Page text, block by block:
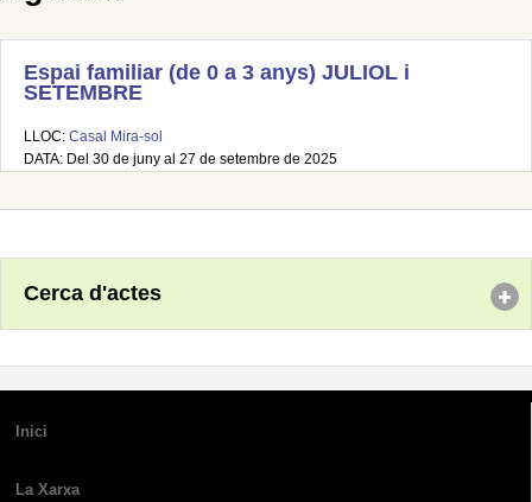
Espai familiar (de 0 a 3 anys) JULIOL i
SETEMBRE
LLOC: Casal Mira-sol
DATA: Del 30 de juny al 27 de setembre de 2025
Cerca d'actes
Inici
La Xarxa